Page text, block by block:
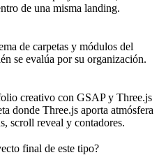
de una misma landing.
de carpetas y módulos del
se evalúa por su organización.
creativo con GSAP y Three.js
donde Three.js aporta atmósfera
scroll reveal y contadores.
final de este tipo?